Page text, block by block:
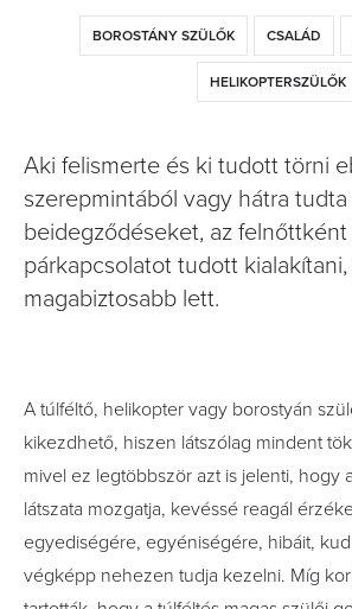
BOROSTÁNY SZÜLŐK CSALÁD
HELIKOPTERSZÜLŐK
Aki felismerte és ki tudott törni
szerepmintából vagy hátra
beidegződéseket, az
párkapcsolatot tudott
magabiztosabb lett.
A túlféltő, helikopter vagy borostyán
kikezdhető, hiszen látszólag mindent
mivel ez legtöbbször azt is jelenti, hogy
látszata mozgatja, kevéssé reagál
egyediségére, egyéniségére, hibáit,
végképp nehezen tudja kezelni. Míg